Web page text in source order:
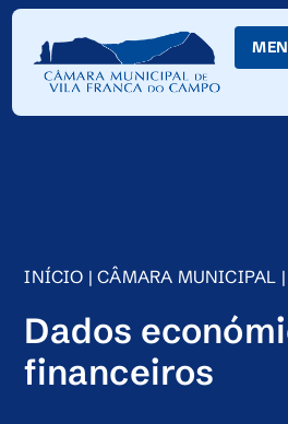
Skip
Content
INÍCIO |CÂMARA MUNICIPAL |
Dados
financeiros